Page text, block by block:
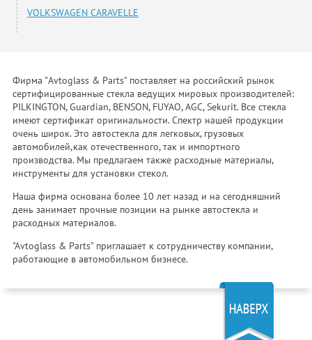
VOLKSWAGEN CARAVELLE
Фирма "Avtoglass & Parts" поставляет на российский рынок
сертифицированные стекла ведущих мировых производителей:
PILKINGTON, Guardian, BENSON, FUYAO, AGC, Sekurit. Все стекла
имеют сертификат оригинальности. Спектр нашей продукции
очень широк. Это автостекла для легковых, грузовых
автомобилей,как отечественного, так и импортного
производства. Мы предлагаем также расходные материалы,
инструменты для установки стекол.
Наша фирма основана более 10 лет назад и на сегодняшний
день занимает прочные позиции на рынке автостекла и
расходных материалов.
"Avtoglass & Parts" приглашает к сотрудничеству компании,
работающие в автомобильном бизнесе.